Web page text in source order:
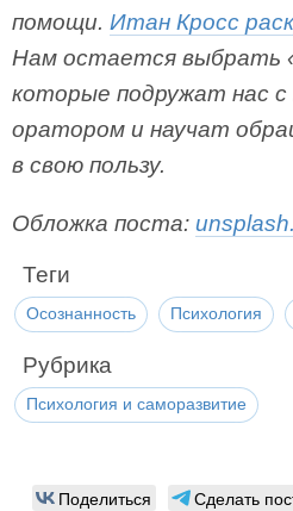
помощи. Итан Кросс
Нам остается выбрать
которые подружат нас
оратором и научат
в свою пользу.
Обложка поста:
Теги
Осознанность Психология
Рубрика
Психология и саморазвитие
Поделиться Сделать